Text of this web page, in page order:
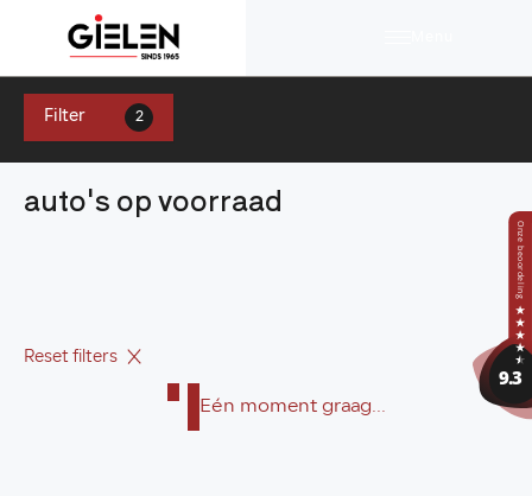
auto's op voorraad
Filter 2
Reset filters
Eén moment graag...